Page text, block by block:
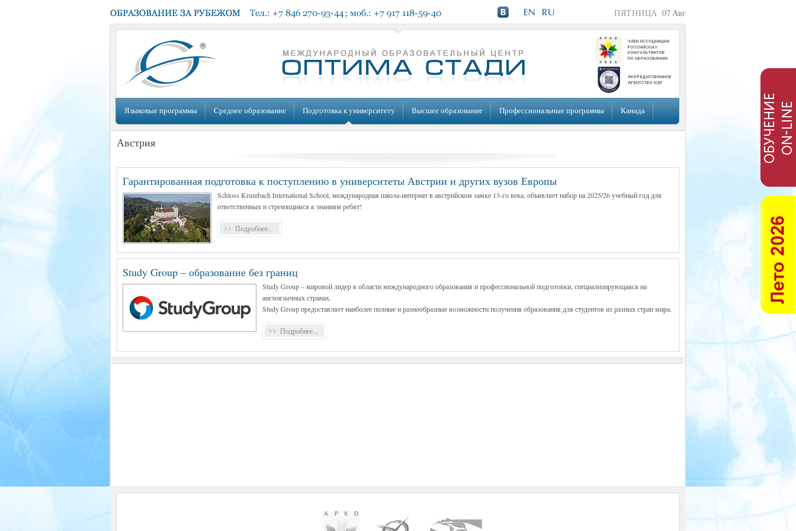
ПЯТНИЦА 07Авг
Языковые программы Среднее образование Подготовка к университету Высшее образование Профессиональные программы Канада
Австрия
Гарантированная подготовка к поступлению в университеты Австрии и других вузов Европы
Schloss Krumbach International School, международная школа-интернат в австрийском замке 13-го века, объявляет набор на 2025/26 учебный год для
ответственных и стремящимся к знаниям ребят!
Подробнее...
Study Group – образование без границ
Study Group – мировой лидер в области международного образования и профессиональной подготовки, специализирующаяся на
англоязычных странах.
Study Group предоставляет наиболее полные и разнообразные возможности получения образования для студентов из разных стран мира.
Подробнее...